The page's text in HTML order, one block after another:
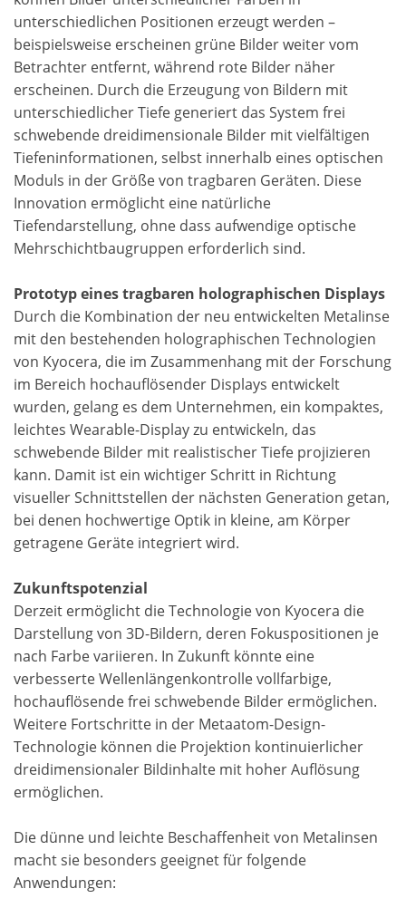
unterschiedlichen Positionen erzeugt werden –
beispielsweise erscheinen grüne Bilder weiter vom
Betrachter entfernt, während rote Bilder näher
erscheinen. Durch die Erzeugung von Bildern mit
unterschiedlicher Tiefe generiert das System frei
schwebende dreidimensionale Bilder mit vielfältigen
Tiefeninformationen, selbst innerhalb eines optischen
Moduls in der Größe von tragbaren Geräten. Diese
Innovation ermöglicht eine natürliche
Tiefendarstellung, ohne dass aufwendige optische
Mehrschichtbaugruppen erforderlich sind.
Prototyp eines tragbaren holographischen Displays
Durch die Kombination der neu entwickelten Metalinse
mit den bestehenden holographischen Technologien
von Kyocera, die im Zusammenhang mit der Forschung
im Bereich hochauflösender Displays entwickelt
wurden, gelang es dem Unternehmen, ein kompaktes,
leichtes Wearable-Display zu entwickeln, das
schwebende Bilder mit realistischer Tiefe projizieren
kann. Damit ist ein wichtiger Schritt in Richtung
visueller Schnittstellen der nächsten Generation getan,
bei denen hochwertige Optik in kleine, am Körper
getragene Geräte integriert wird.
Zukunftspotenzial
Derzeit ermöglicht die Technologie von Kyocera die
Darstellung von 3D-Bildern, deren Fokuspositionen je
nach Farbe variieren. In Zukunft könnte eine
verbesserte Wellenlängenkontrolle vollfarbige,
hochauflösende frei schwebende Bilder ermöglichen.
Weitere Fortschritte in der Metaatom-Design-
Technologie können die Projektion kontinuierlicher
dreidimensionaler Bildinhalte mit hoher Auflösung
ermöglichen.
Die dünne und leichte Beschaffenheit von Metalinsen
macht sie besonders geeignet für folgende
Anwendungen: